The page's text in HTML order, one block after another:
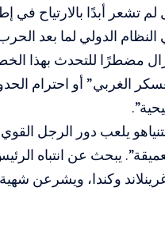
تشعر أبدًا بالارتياح في
الدولي لما بعد
يزال مضطرًا للتحدث بهذا
الغربي” أو احترام
يلعب دور الرجل
يبحث عن انتباه
وكندا، ويشرعن